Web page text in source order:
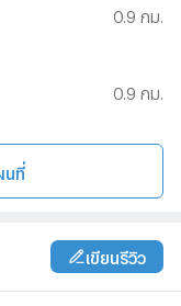
0.9 กม.
0.9 กม.
นที่
เขียนรีวิว